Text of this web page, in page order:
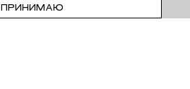
ПРИНИМАЮ